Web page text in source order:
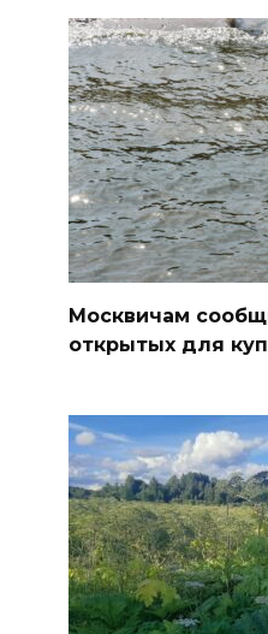
Москвичам
открытых для